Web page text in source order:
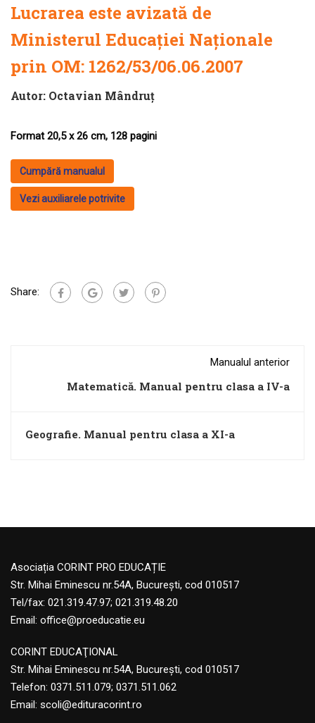
Lucrarea este avizată de
Ministerul Educației Naționale
prin OM: 1262/53/06.06.2007
Autor: Octavian Mândruţ
Format 20,5 x 26 cm, 128 pagini
Cumpără manualul
Vezi auxiliarele potrivite
Share:
Manualul anterior
Matematică. Manual pentru clasa a IV-a
Geografie. Manual pentru clasa a XI-a
Asociația CORINT PRO EDUCAȚIE
Str. Mihai Eminescu nr.54A, București, cod 010517
Tel/fax: 021.319.47.97; 021.319.48.20
Email: office@proeducatie.eu
CORINT EDUCAŢIONAL
Str. Mihai Eminescu nr.54A, Bucureşti, cod 010517
Telefon: 0371.511.079; 0371.511.062
Email: scoli@edituracorint.ro